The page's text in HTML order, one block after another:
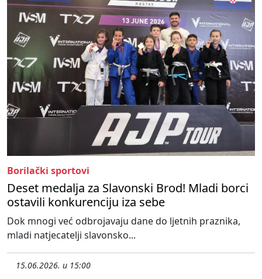
Borilački sportovi
Deset medalja za Slavonski Brod! Mladi borci
ostavili konkurenciju iza sebe
Dok mnogi već odbrojavaju dane do ljetnih praznika,
mladi natjecatelji slavonsko...
15.06.2026. u 15:00